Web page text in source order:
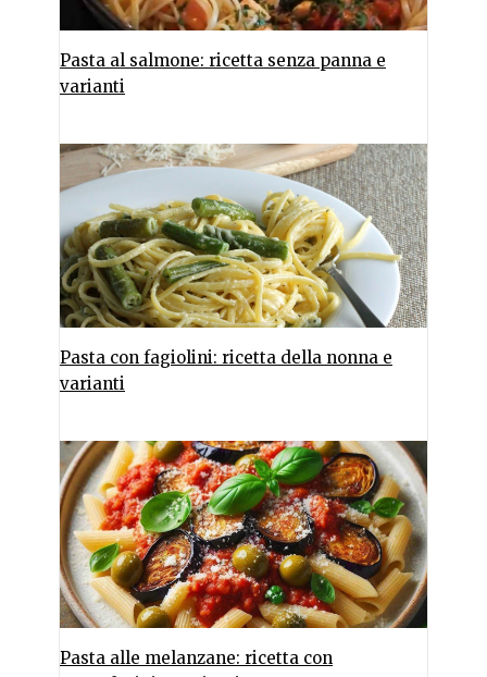
Pasta al salmone: ricetta senza panna e
varianti
Pasta con fagiolini: ricetta della nonna e
varianti
Pasta alle melanzane: ricetta con